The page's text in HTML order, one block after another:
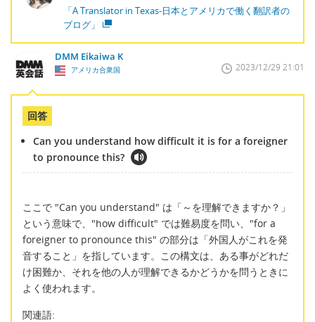
「A Translator in Texas-日本とアメリカで働く翻訳者の
ブログ」
DMM Eikaiwa K
アメリカ合衆国 2023/12/29 21:01
回答
Can you understand how difficult it is for a foreigner
to pronounce this?
ここで "Can you understand" は「～を理解できますか？」
という意味で、"how difficult" では難易度を問い、"for a
foreigner to pronounce this" の部分は「外国人がこれを発
音すること」を指しています。この構文は、ある事がどれだ
け困難か、それを他の人が理解できるかどうかを問うときに
よく使われます。
関連語: